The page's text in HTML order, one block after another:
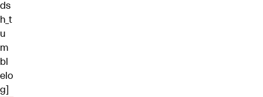
ds
h_t
u
m
bl
elo
g]